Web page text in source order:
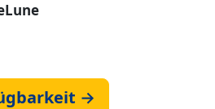
→